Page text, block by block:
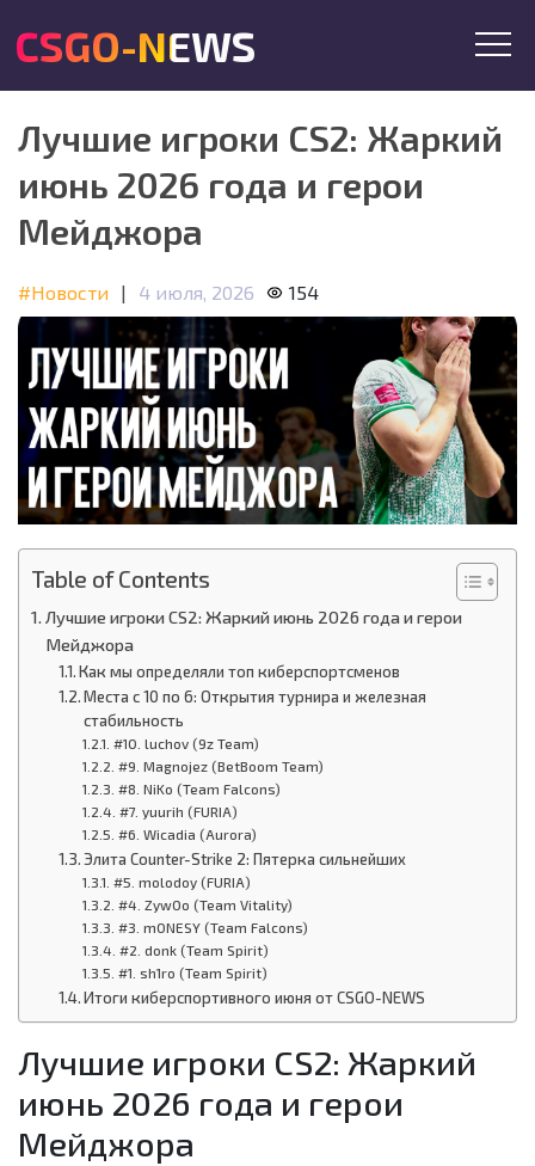
CSGO-NEWS
Лучшие игроки CS2: Жаркий
июнь 2026 года и герои
Мейджора
#Новости | 4 июля, 2026 154
Table of Contents
Лучшие игроки CS2: Жаркий июнь 2026 года и герои
Мейджора
Как мы определяли топ киберспортсменов
Места с 10 по 6: Открытия турнира и железная
стабильность
#10. luchov (9z Team)
#9. Magnojez (BetBoom Team)
#8. NiKo (Team Falcons)
#7. yuurih (FURIA)
#6. Wicadia (Aurora)
Элита Counter-Strike 2: Пятерка сильнейших
#5. molodoy (FURIA)
#4. ZywOo (Team Vitality)
#3. m0NESY (Team Falcons)
#2. donk (Team Spirit)
#1. sh1ro (Team Spirit)
Итоги киберспортивного июня от CSGO-NEWS
Лучшие игроки CS2: Жаркий
июнь 2026 года и герои
Мейджора